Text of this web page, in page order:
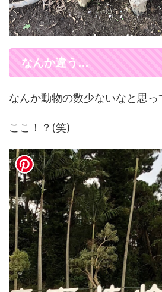
なんか違う…
なんか動物の数少ないなと思
ここ！？(笑)